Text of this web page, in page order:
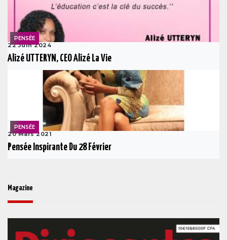
PENSÉE
22 Juin 2024
Alizé UTTERYN, CEO Alizé La Vie
PENSÉE
20 Mars 2021
Pensée Inspirante Du 28 Février
Magazine